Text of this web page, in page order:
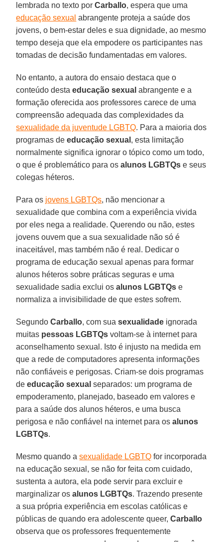
lembrada no texto porCarballo, espera que uma
educação sexual abrangente proteja a saúde dos
jovens, o bem-estar deles e sua dignidade, ao mesmo
tempo deseja que ela empodere os participantes nas
tomadas de decisão fundamentadas em valores.
No entanto, a autora do ensaio destaca que o
conteúdo destaeducação sexual abrangente e a
formação oferecida aos professores carece de uma
compreensão adequada das complexidades da
sexualidade da juventude LGBTQ. Para a maioria dos
programas deeducação sexual , esta limitação
normalmente significa ignorar o tópico como um todo,
o que é problemático para osalunos LGBTQs e seus
colegas héteros.
Para os jovens LGBTQs, não mencionar a
sexualidade que combina com a experiência vivida
por eles nega a realidade. Querendo ou não, estes
jovens ouvem que a sua sexualidade não só é
inaceitável, mas também não é real. Dedicar o
programa de educação sexual apenas para formar
alunos héteros sobre práticas seguras e uma
sexualidade sadia exclui osalunos LGBTQs e
normaliza a invisibilidade de que estes sofrem.
SegundoCarballo, com suasexualidade ignorada
muitas pessoas LGBTQs voltam-se à internet para
aconselhamento sexual. Isto é injusto na medida em
que a rede de computadores apresenta informações
não confiáveis e perigosas. Criam-se dois programas
deeducação sexual separados: um programa de
empoderamento, planejado, baseado em valores e
para a saúde dos alunos héteros, e uma busca
perigosa e não confiável na internet para osalunos
LGBTQs.
Mesmo quando asexualidade LGBTQ for incorporada
na educação sexual, se não for feita com cuidado,
sustenta a autora, ela pode servir para excluir e
marginalizar osalunos LGBTQs. Trazendo presente
a sua própria experiência em escolas católicas e
públicas de quando era adolescente queer,Carballo
observa que os professores frequentemente